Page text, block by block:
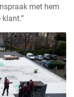
met hem